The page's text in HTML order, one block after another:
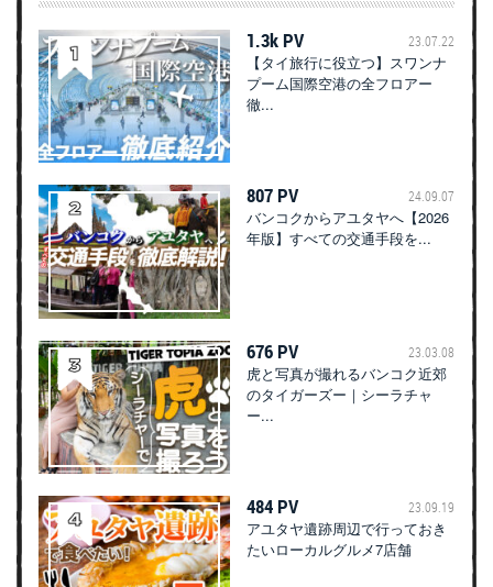
1.3k PV 23.07.22
【タイ旅行に役立つ】スワンナ
プーム国際空港の全フロアー
徹...
807 PV 24.09.07
バンコクからアユタヤへ【2026
年版】すべての交通手段を...
676 PV 23.03.08
虎と写真が撮れるバンコク近郊
のタイガーズー｜シーラチャ
ー...
484 PV 23.09.19
アユタヤ遺跡周辺で行っておき
たいローカルグルメ7店舗